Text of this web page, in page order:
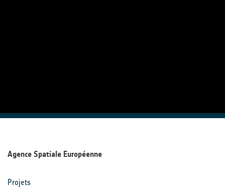
Agence Spatiale Européenne
Projets